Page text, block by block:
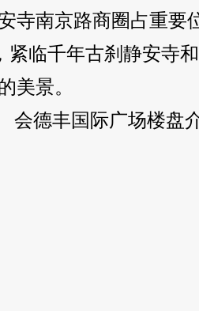
寺南京路商圈占重要
紧临千年古刹静安寺
美景。